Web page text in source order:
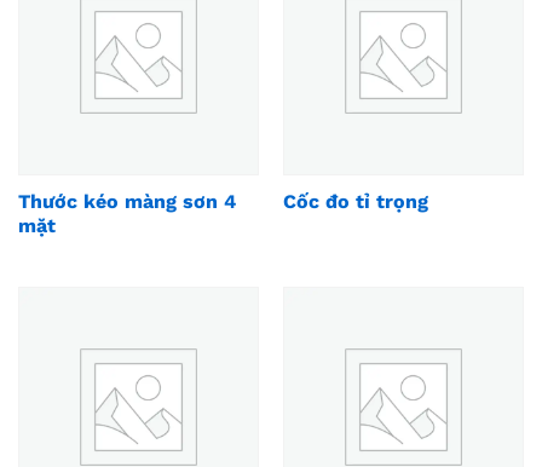
Thước kéo màng sơn 4
mặt
Cốc đo tỉ trọng